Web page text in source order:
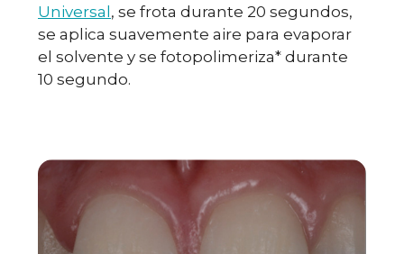
Universal , se frota durante 20 segundos,
se aplica suavemente aire para evaporar
el solvente y se fotopolimeriza* durante
10 segundo.